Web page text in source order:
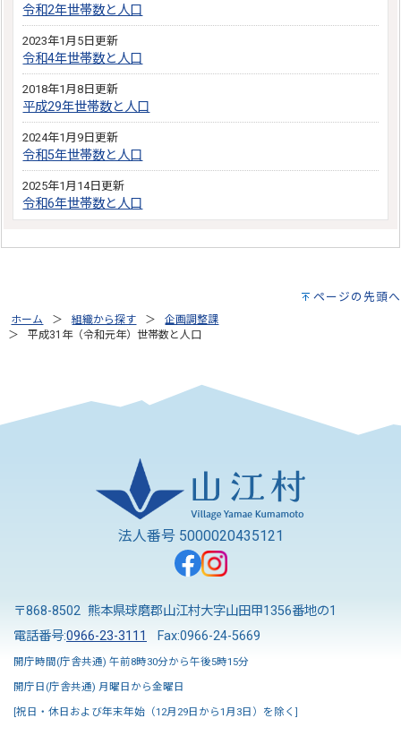
令和2年世帯数と人口
2023年1月5日更新
令和4年世帯数と人口
2018年1月8日更新
平成29年世帯数と人口
2024年1月9日更新
令和5年世帯数と人口
2025年1月14日更新
令和6年世帯数と人口
ページの先頭へ
ホーム 組織から探す
企画調整課
平成31年（令和元年）世帯数と人口
法人番号 5000020435121
〒868-8502 熊本県球磨郡山江村大字山田甲1356番地の1
電話番号:0966-23-3111 Fax:0966-24-5669
開庁時間(庁舎共通) 午前8時30分から午後5時15分
開庁日(庁舎共通) 月曜日から金曜日
[祝日・休日および年末年始（12月29日から1月3日）を除く]